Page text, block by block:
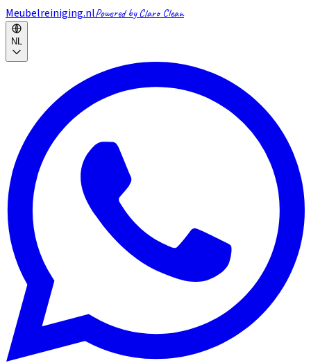
Meubelreiniging.nlPowered by Claro Clean
NL